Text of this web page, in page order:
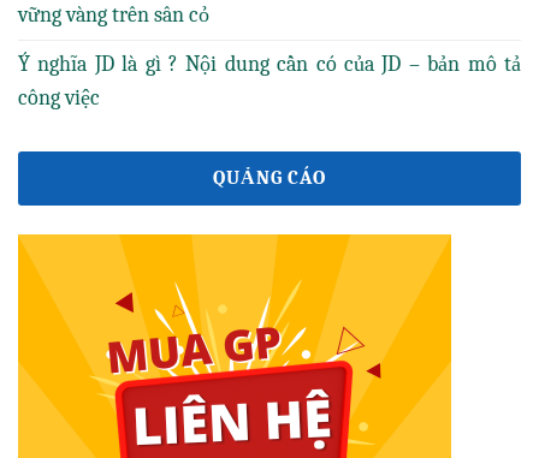
vững vàng trên sân cỏ
Ý nghĩa JD là gì ? Nội dung cần có của JD – bản mô tả
công việc
QUẢNG CÁO